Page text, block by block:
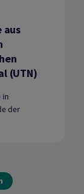
aus
(UTN)
in
der